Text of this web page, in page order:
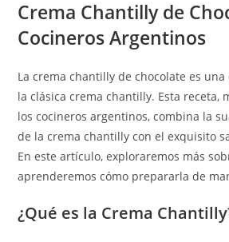
Crema Chantilly de
Cocineros Argentinos
La crema chantilly de chocolate es
la clásica crema chantilly. Esta receta,
los cocineros argentinos, combina la
de la crema chantilly con el exquisito
En este artículo, exploraremos más
aprenderemos cómo prepararla de
¿Qué es la Crema